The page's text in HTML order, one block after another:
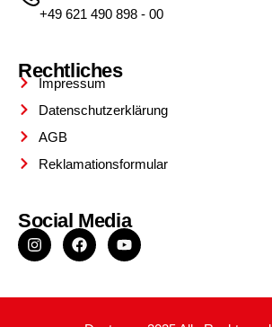
+49 621 490 898 - 00
Rechtliches
Impressum
Datenschutzerklärung
AGB
Reklamationsformular
Social Media